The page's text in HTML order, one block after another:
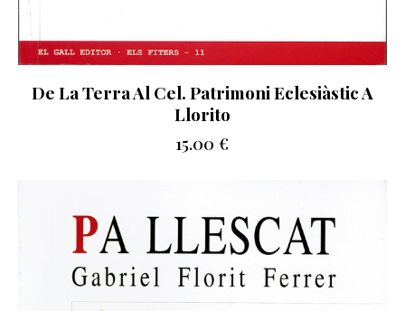
De La Terra Al Cel. Patrimoni Eclesiàstic A
Llorito
15.00 €